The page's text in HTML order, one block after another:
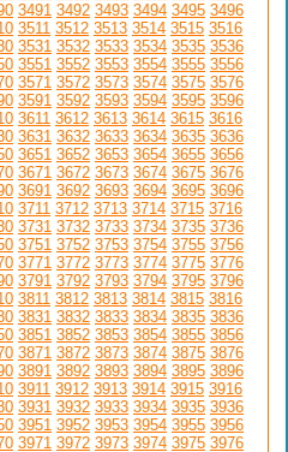
3491 3492 3493 3494 3495 3496
3511 3512 3513 3514 3515 3516
3531 3532 3533 3534 3535 3536
3551 3552 3553 3554 3555 3556
3571 3572 3573 3574 3575 3576
3591 3592 3593 3594 3595 3596
3611 3612 3613 3614 3615 3616
3631 3632 3633 3634 3635 3636
3651 3652 3653 3654 3655 3656
3671 3672 3673 3674 3675 3676
3691 3692 3693 3694 3695 3696
3711 3712 3713 3714 3715 3716
3731 3732 3733 3734 3735 3736
3751 3752 3753 3754 3755 3756
3771 3772 3773 3774 3775 3776
3791 3792 3793 3794 3795 3796
3811 3812 3813 3814 3815 3816
3831 3832 3833 3834 3835 3836
3851 3852 3853 3854 3855 3856
3871 3872 3873 3874 3875 3876
3891 3892 3893 3894 3895 3896
3911 3912 3913 3914 3915 3916
3931 3932 3933 3934 3935 3936
3951 3952 3953 3954 3955 3956
3971 3972 3973 3974 3975 3976